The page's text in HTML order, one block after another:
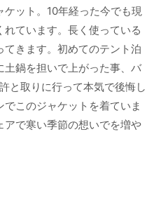
ケット。10年経った今でも現
ています。長く使っている
きます。初めてのテント泊
鍋を担いで上がった事、バ
と取りに行って本気で後悔し
このジャケットを着ていま
アで寒い季節の想いでを増や